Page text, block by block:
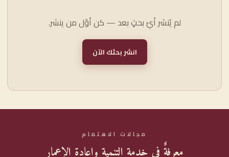
لم يُنشر أيّ بحثٍ بعد — كن أوّل من ينشر.
انشر بحثك الآن
مجالات الاهتمام
معرفةٌ في خدمة التنمية وإعادة الإعمار